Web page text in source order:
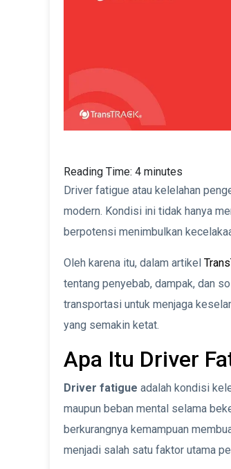
Reading Time: 4 minutes
Driver fatigue atau kelelahan
modern. Kondisi ini tidak hanya
berpotensi menimbulkan
Oleh karena itu, dalam artikel
tentang penyebab, dampak, dan
transportasi untuk menjaga
yang semakin ketat.
Apa Itu Driver
Driver fatigue adalah kondisi
maupun beban mental selama
berkurangnya kemampuan
menjadi salah satu faktor utama